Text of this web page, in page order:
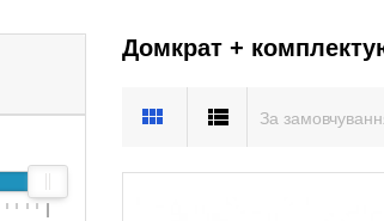
Домкрат +
За